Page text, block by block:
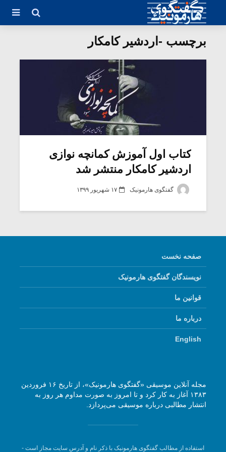
برچسب -اردشیر کامکار
کتاب اول آموزش کمانچه نوازی
اردشیر کامکار منتشر شد
گفتگوی هارمونیک ۱۷ شهریور ۱۳۹۹
صفحه نخست
نویسندگان گفتگوی هارمونیک
قوانین ما
درباره ما
English
مجله آنلاین موسیقی «گفتگوی هارمونیک»، از تاریخ ۱۶ فروردین
۱۳۸۳ آغاز به کار کرد و تا امروز به صورت مداوم هر روز به
انتشار مطالبی درباره موسیقی می‌پردازد.
استفاده از مطالب گفتگوی هارمونیک با ذکر نام و آدرس سایت مجاز است -